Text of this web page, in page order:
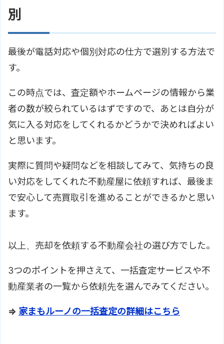
別
最後が電話対応や個別対応の仕方で選別する方法で
す。
この時点では、査定額やホームページの情報から業
者の数が絞られているはずですので、あとは自分が
気に入る対応をしてくれるかどうかで決めればよい
と思います。
実際に質問や疑問などを相談してみて、気持ちの良
い対応をしてくれた不動産屋に依頼すれば、最後ま
で安心して売買取引を進めることができるかと思い
ます。
以上、売却を依頼する不動産会社の選び方でした。
3つのポイントを押さえて、一括査定サービスや不
動産業者の一覧から依頼先を選んでみてください。
⇒ 家まもルーノの一括査定の詳細はこちら